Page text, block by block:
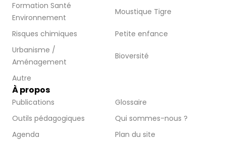
Formation Santé
Environnement
Moustique Tigre
Risques chimiques
Petite enfance
Urbanisme /
Aménagement
Bioversité
Autre
À propos
Publications
Glossaire
Outils pédagogiques
Qui sommes-nous ?
Agenda
Plan du site